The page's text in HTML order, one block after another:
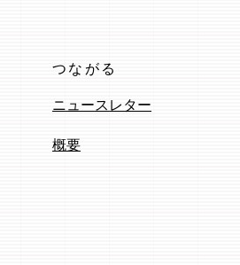
つながる
ニュースレター
概要